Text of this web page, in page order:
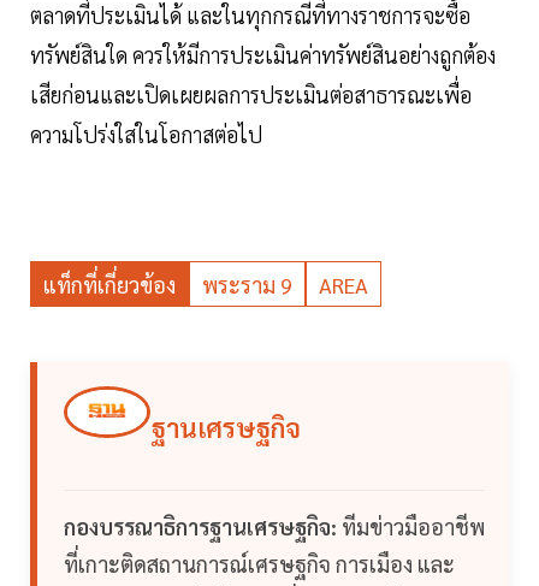
ตลาดที่ประเมินได้ และในทุกกรณีที่ทางราชการจะซื้อ
ทรัพย์สินใด ควรให้มีการประเมินค่าทรัพย์สินอย่างถูกต้อง
เสียก่อนและเปิดเผยผลการประเมินต่อสาธารณะเพื่อ
ความโปร่งใสในโอกาสต่อไป
แท็กที่เกี่ยวข้อง พระราม 9 AREA
ฐานเศรษฐกิจ
กองบรรณาธิการฐานเศรษฐกิจ: ทีมข่าวมืออาชีพ
ที่เกาะติดสถานการณ์เศรษฐกิจ การเมือง และ